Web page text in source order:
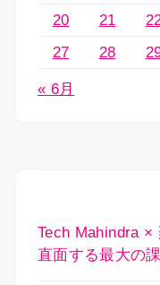
20
21
27
28
« 6月
Tech Mahindra ×
直面する最大の